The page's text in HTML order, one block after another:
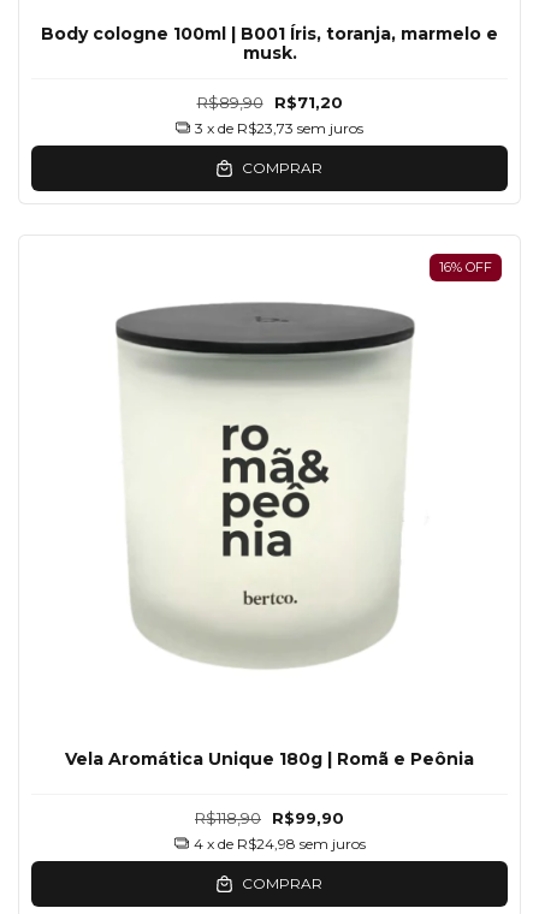
Body cologne 100ml | B001 Íris, toranja, marmelo e
musk.
R$89,90 R$71,20
3 x de R$23,73 sem juros
COMPRAR
16% OFF
Vela Aromática Unique 180g | Romã e Peônia
R$118,90 R$99,90
4 x de R$24,98 sem juros
COMPRAR